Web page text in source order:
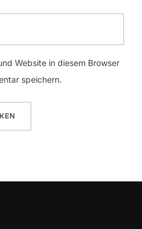
Website in diesem Browser
speichern.